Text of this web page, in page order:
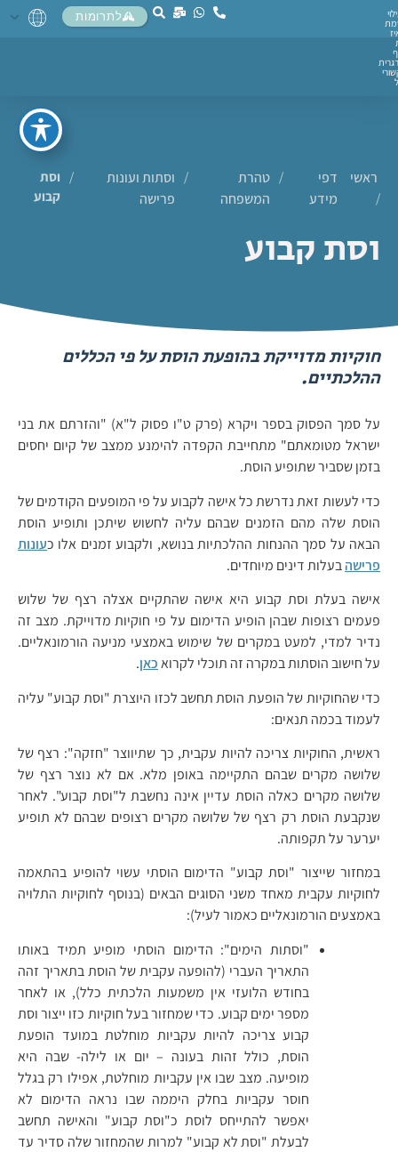
לתרומות
ראשי
/
דפי
מידע
/ טהרת
המשפחה
/
וסתות ועונות
פרישה
/
וסת
קבוע
וסת קבוע
חוקיות מדוייקת בהופעת הוסת על פי הכללים
ההלכתיים.
על סמך הפסוק בספר ויקרא (פרק ט"ו פסוק ל"א) "והזרתם את בני
ישראל מטומאתם" מתחייבת הקפדה להימנע ממצב של קיום יחסים
בזמן שסביר שתופיע הוסת.
כדי לעשות זאת נדרשת כל אישה לקבוע על פי המופעים הקודמים של
הוסת שלה מהם הזמנים שבהם עליה לחשוש שיתכן ותופיע הוסת
הבאה על סמך ההנחות ההלכתיות בנושא, ולקבוע זמנים אלו כעונות
פרישהבעלות דינים מיוחדים.
אישה בעלת וסת קבוע היא אישה שהתקיים אצלה רצף של שלוש
פעמים רצופות שבהן הופיע הדימום על פי חוקיות מדוייקת. מצב זה
נדיר למדי, למעט במקרים של שימוש באמצעי מניעה הורמונאליים.
על חישוב הוסתות במקרה זה תוכלי לקרואכאן.
כדי שהחוקיות של הופעת הוסת תחשב לכזו היוצרת "וסת קבוע" עליה
לעמוד בכמה תנאים:
ראשית, החוקיות צריכה להיות עקבית, כך שתיווצר "חזקה": רצף של
שלושה מקרים שבהם התקיימה באופן מלא. אם לא נוצר רצף של
שלושה מקרים כאלה הוסת עדיין אינה נחשבת ל"וסת קבוע". לאחר
שנקבעת הוסת רק רצף של שלושה מקרים רצופים שבהם לא תופיע
יערער על תקפותה.
במחזור שייצור "וסת קבוע" הדימום הוסתי עשוי להופיע בהתאמה
לחוקיות עקבית מאחד משני הסוגים הבאים (בנוסף לחוקיות התלויה
באמצעים הורמונאליים כאמור לעיל):
"וסתות הימים": הדימום הוסתי מופיע תמיד באותו
התאריך העברי (להופעה עקבית של הוסת בתאריך זהה
בחודש הלועזי אין משמעות הלכתית כלל), או לאחר
מספר ימים קבוע. כדי שמחזור בעל חוקיות כזו ייצור וסת
קבוע צריכה להיות עקביות מוחלטת במועד הופעת
הוסת, כולל זהות בעונה – יום או לילה- שבה היא
מופיעה. מצב שבו אין עקביות מוחלטת, אפילו רק בגלל
חוסר עקביות בחלק היממה שבו נראה הדימום לא
יאפשר להתייחס לוסת כ"וסת קבוע" והאישה תחשב
לבעלת "וסת לא קבוע" למרות שהמחזור שלה סדיר עד